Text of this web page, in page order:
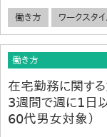
働き方 ワークスタ
働き方
在宅勤務に関す
3週間で週に1日
60代男女対象）